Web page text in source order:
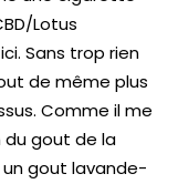
Lotus
Sans trop rien
de même plus
Comme il me
du gout de la
gout lavande-